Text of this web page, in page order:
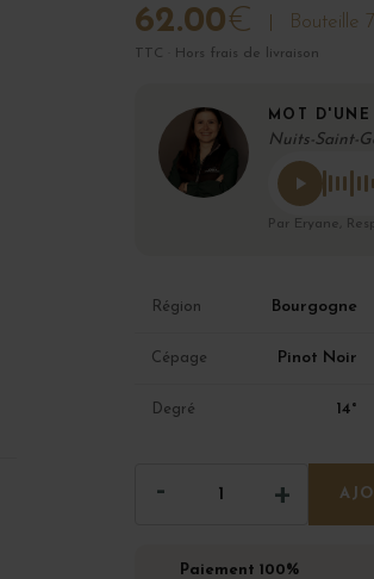
62.00€ Bouteille
TTC · Hors frais de livraison
MOT D'UNE
Nuits-Saint-
Par Eryane,
Région Bourgogne
Cépage Pinot Noir
Degré 14°
Paiement 100%